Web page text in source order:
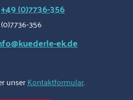
+49 (0)7736-356
356
ek.de
unserKontaktformular.